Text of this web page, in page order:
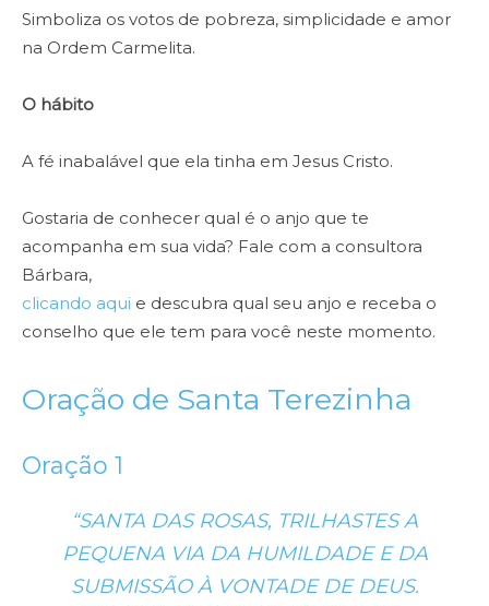
Simboliza os votos de pobreza, simplicidade e amor
na Ordem Carmelita.
O hábito
A fé inabalável que ela tinha em Jesus Cristo.
Gostaria de conhecer qual é o anjo que te
acompanha em sua vida? Fale com a consultora
Bárbara,
clicando aqui e descubra qual seu anjo e receba o
conselho que ele tem para você neste momento.
Oração de Santa Terezinha
Oração 1
“SANTA DAS ROSAS, TRILHASTES A
PEQUENA VIA DA HUMILDADE E DA
SUBMISSÃO À VONTADE DE DEUS.